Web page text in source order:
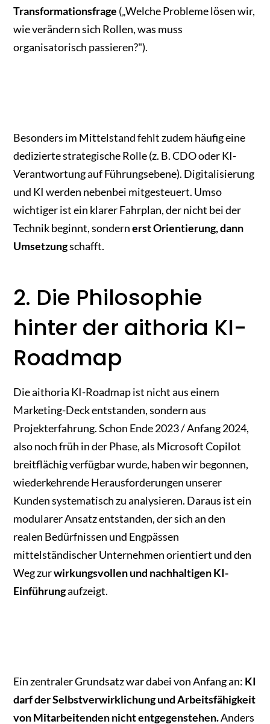
Transformationsfrage („Welche Probleme lösen wir,
wie verändern sich Rollen, was muss
organisatorisch passieren?").
Besonders im Mittelstand fehlt zudem häufig eine
dedizierte strategische Rolle (z. B. CDO oder KI-
Verantwortung auf Führungsebene). Digitalisierung
und KI werden nebenbei mitgesteuert. Umso
wichtiger ist ein klarer Fahrplan, der nicht bei der
Technik beginnt, sondernerst Orientierung, dann
Umsetzungschafft.
2. Die Philosophie
hinter der aithoria KI-
Roadmap
Die aithoria KI-Roadmap ist nicht aus einem
Marketing-Deck entstanden, sondern aus
Projekterfahrung. Schon Ende 2023 / Anfang 2024,
also noch früh in der Phase, als Microsoft Copilot
breitflächig verfügbar wurde, haben wir begonnen,
wiederkehrende Herausforderungen unserer
Kunden systematisch zu analysieren. Daraus ist ein
modularer Ansatz entstanden, der sich an den
realen Bedürfnissen und Engpässen
mittelständischer Unternehmen orientiert und den
Weg zurwirkungsvollen und nachhaltigen KI-
Einführungaufzeigt.
Ein zentraler Grundsatz war dabei von Anfang an: KI
darf der Selbstverwirklichung und Arbeitsfähigkeit
von Mitarbeitenden nicht entgegenstehen.Anders